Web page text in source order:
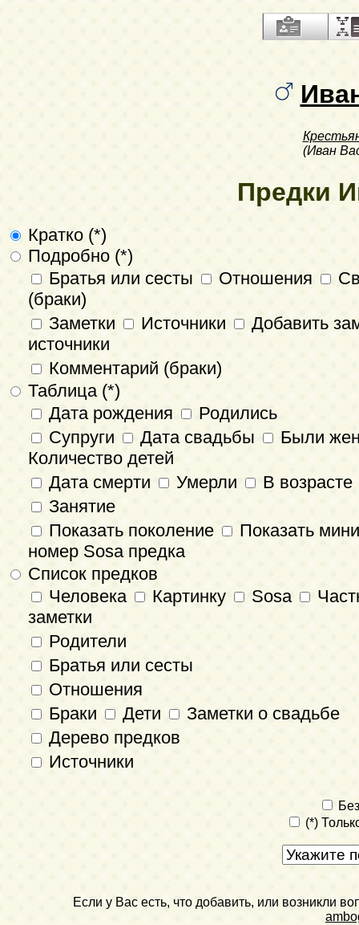
(Иван
Предки
Кратко (*)
Подробно (*)
Братья или сесты
Отношения
(браки)
Заметки
Источники
Добавить
источники
Комментарий (браки)
Таблица (*)
Дата рождения
Родились
Супруги
Дата свадьбы
Были
Количество детей
Дата смерти
Умерли
В возрасте
Занятие
Показать поколение
Показать
номер Sosa предка
Список предков
Человека
Картинку Sosa
заметки
Родители
Братья или сесты
Отношения
Браки
Дети
Заметки о свадьбе
Дерево предков
Источники
(*)
Если у Вас есть, что добавить, или возникли